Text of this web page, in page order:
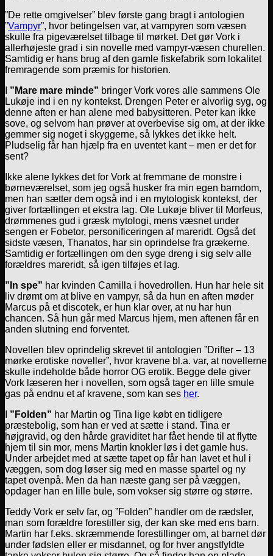
”De rette omgivelser” blev første gang bragt i antologien
”Vampyr”, hvor betingelsen var, at vampyren som væsen
skulle fra pigeværelset tilbage til mørket. Det gør Vork i
allerhøjeste grad i sin novelle med vampyr-væsen churellen.
Samtidig er hans brug af den gamle fiskefabrik som lokalitet
fremragende som præmis for historien.
”Mare mare minde” bringer Vork vores alle sammens Ole
Lukøje ind i en ny kontekst. Drengen Peter er alvorlig syg, og
denne aften er han alene med babysitteren. Peter kan ikke
sove, og selvom han prøver at overbevise sig om, at der ikke
gemmer sig noget i skyggerne, så lykkes det ikke helt.
Pludselig får han hjælp fra en uventet kant – men er det for
sent?
Ikke alene lykkes det for Vork at fremmane de monstre i
børneværelset, som jeg også husker fra min egen barndom,
men han sætter dem også ind i en mytologisk kontekst, der
giver fortællingen et ekstra lag. Ole Lukøje bliver til Morfeus,
drømmenes gud i græsk mytologi, mens væsnet under
sengen er Fobetor, personificeringen af mareridt. Også det
sidste væsen, Thanatos, har sin oprindelse fra grækerne.
Samtidig er fortællingen om den syge dreng i sig selv alle
forældres mareridt, så igen tilføjes et lag.
”In spe” har kvinden Camilla i hovedrollen. Hun har hele sit
liv drømt om at blive en vampyr, så da hun en aften møder
Marcus på et discotek, er hun klar over, at nu har hun
chancen. Så hun går med Marcus hjem, men aftenen får en
anden slutning end forventet.
Novellen blev oprindelig skrevet til antologien ”Drifter – 13
mørke erotiske noveller”, hvor kravene bl.a. var, at novellerne
skulle indeholde både horror OG erotik. Begge dele giver
Vork læseren her i novellen, som også tager en lille smule
gas på endnu et af kravene, som kan ses her.
”Folden” har Martin og Tina lige købt en tidligere
præstebolig, som han er ved at sætte i stand. Tina er
højgravid, og den hårde graviditet har fået hende til at flytte
hjem til sin mor, mens Martin knokler løs i det gamle hus.
Under arbejdet med at sætte tapet op får han lavet et hul i
væggen, som dog løser sig med en masse spartel og ny
tapet ovenpå. Men da han næste gang ser på væggen,
opdager han en lille bule, som vokser sig større og større.
Teddy Vork er selv far, og ”Folden” handler om de rædsler,
man som forældre forestiller sig, der kan ske med ens barn.
Martin har f.eks. skræmmende forestillinger om, at barnet dør
under fødslen eller er misdannet, og for hver angstfyldte